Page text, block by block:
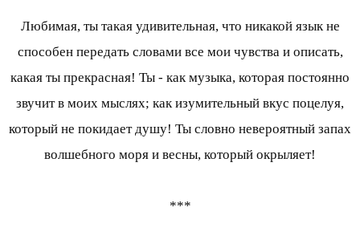
Любимая, ты такая удивительная, что никакой язык не
способен передать словами все мои чувства и описать,
какая ты прекрасная! Ты - как музыка, которая постоянно
звучит в моих мыслях; как изумительный вкус поцелуя,
который не покидает душу! Ты словно невероятный запах
волшебного моря и весны, который окрыляет!
***